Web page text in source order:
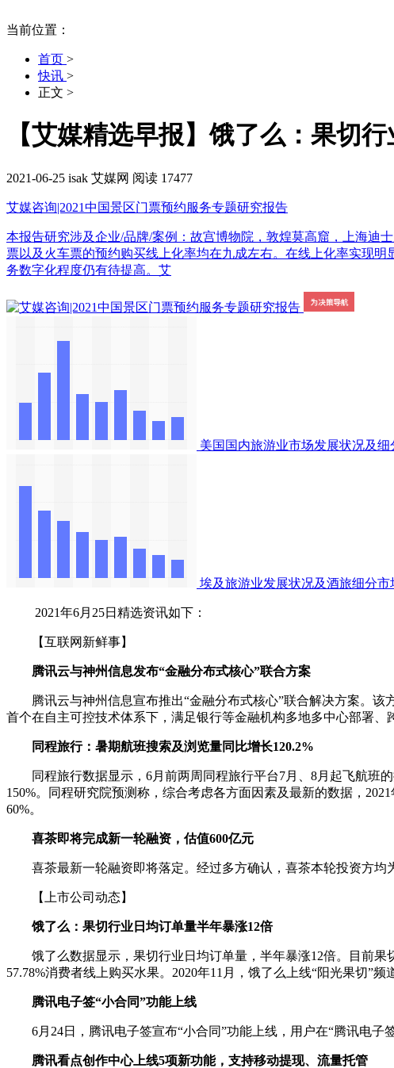
当前位置：
首页 >
快讯 >
正文 >
【艾媒精选早报】饿了么：果切
2021-06-25 isak 艾媒网 阅读 17477
艾媒咨询|2021中国景区门票预约服务专题研究报告
本报告研究涉及企业/品牌/案例：故宫博物院，敦煌莫高窟，上海迪
票以及火车票的预约购买线上化率均在九成左右。在线上化率实现
务数字化程度仍有待提高。艾
美国国内旅游业市场发展状况及
埃及旅游业发展状况及酒旅细分市
2021年6月25日精选资讯如下：
【互联网新鲜事】
腾讯云与神州信息发布“金融分布式核心”联合方案
腾讯云与神州信息宣布推出“金融分布式核心”联合解决方案。该
首个在自主可控技术体系下，满足银行等金融机构多地多中心部署
同程旅行：暑期航班搜索及浏览量同比增长120.2%
同程旅行数据显示，6月前两周同程旅行平台7月、8月起飞航班的
150%。同程研究院预测称，综合考虑各方面因素及最新的数据，
60%。
喜茶即将完成新一轮融资，估值600亿元
喜茶最新一轮融资即将落定。经过多方确认，喜茶本轮投资方均
【上市公司动态】
饿了么：果切行业日均订单量半年暴涨12倍
饿了么数据显示，果切行业日均订单量，半年暴涨12倍。目前果
57.78%消费者线上购买水果。2020年11月，饿了么上线“阳光果切”
腾讯电子签“小合同”功能上线
6月24日，腾讯电子签宣布“小合同”功能上线，用户在“腾讯电子
腾讯看点创作中心上线5项新功能，支持移动提现、流量托管